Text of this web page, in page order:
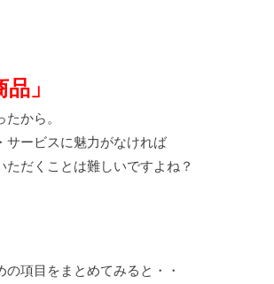
」
から。
サービスに魅力がなければ
ただくことは難しいですよね？
項目をまとめてみると・・